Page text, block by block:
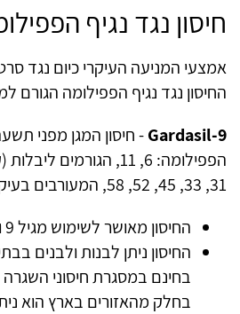
חיסון נגד נגיף
אמצעי המניעה העיקרי כיום נגד
החיסון נגד נגיף הפפילומה הגורם
Gardasil-9- חיסון המגן מפני
31, 33, 45, 52, 58, המעורבים בעיקר בסרטן צוואר הרחם.
החיסון מאושר לשימוש מגיל 9 ועד גיל 45.
החיסון ניתן לבנות ולבנים
בחינם במסגרת חיסוני
בחלק מהאזורים בארץ הוא